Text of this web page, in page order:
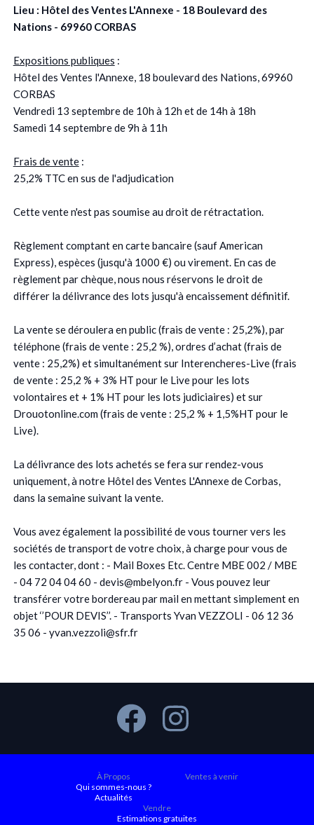
Lieu : Hôtel des Ventes L'Annexe - 18 Boulevard des
Nations - 69960 CORBAS
Expositions publiques :
Hôtel des Ventes l'Annexe, 18 boulevard des Nations, 69960
CORBAS
Vendredi 13 septembre de 10h à 12h et de 14h à 18h
Samedi 14 septembre de 9h à 11h
Frais de vente:
25,2% TTC en sus de l'adjudication
Cette vente n'est pas soumise au droit de rétractation.
Règlement comptant en carte bancaire (sauf American
Express), espèces (jusqu'à 1000 €) ou virement. En cas de
règlement par chèque, nous nous réservons le droit de
différer la délivrance des lots jusqu'à encaissement définitif.
La vente se déroulera en public (frais de vente : 25,2%), par
téléphone (frais de vente : 25,2 %), ordres d’achat (frais de
vente : 25,2%) et simultanément sur Interencheres-Live (frais
de vente : 25,2 % + 3% HT pour le Live pour les lots
volontaires et + 1% HT pour les lots judiciaires) et sur
Drouotonline.com (frais de vente : 25,2 % + 1,5%HT pour le
Live).
La délivrance des lots achetés se fera sur rendez-vous
uniquement, à notre Hôtel des Ventes L'Annexe de Corbas,
dans la semaine suivant la vente.
Vous avez également la possibilité de vous tourner vers les
sociétés de transport de votre choix, à charge pour vous de
les contacter, dont : - Mail Boxes Etc. Centre MBE 002 / MBE
- 04 72 04 04 60 - devis@mbelyon.fr - Vous pouvez leur
transférer votre bordereau par mail en mettant simplement en
objet ‘’POUR DEVIS’’. - Transports Yvan VEZZOLI - 06 12 36
35 06 - yvan.vezzoli@sfr.fr
À Propos
Qui sommes-nous ?
Actualités
Ventes à venir
Vendre
Estimations gratuites